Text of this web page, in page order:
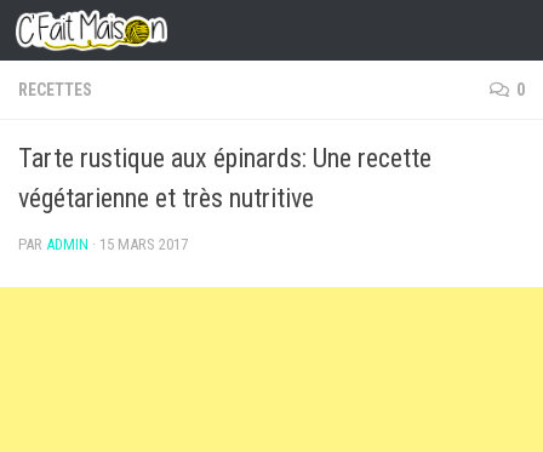
Skip to content
RECETTES 0
Tarte rustique aux épinards: Une recette
végétarienne et très nutritive
PAR ADMIN · 15 MARS 2017